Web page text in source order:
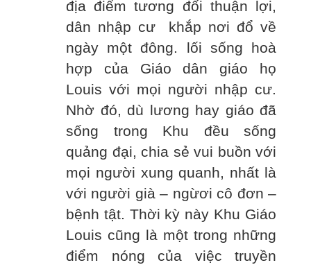
địa điểm tương đối thuận lợi,
dân nhập cư khắp nơi đổ về
ngày một đông. lối sống hoà
hợp của Giáo dân giáo họ
Louis với mọi người nhập cư.
Nhờ đó, dù lương hay giáo đã
sống trong Khu đều sống
quảng đại, chia sẻ vui buồn với
mọi người xung quanh, nhất là
với người già – ngừơi cô đơn –
bệnh tật. Thời kỳ này Khu Giáo
Louis cũng là một trong những
điểm nóng của việc truyền